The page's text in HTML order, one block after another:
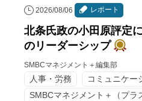
2026/08/06 レポート
北条氏政の小田原評定
のリーダーシップ
SMBCマネジメント＋編集部
人事・労務
コミュニケー
SMBCマネジメント＋（プラ